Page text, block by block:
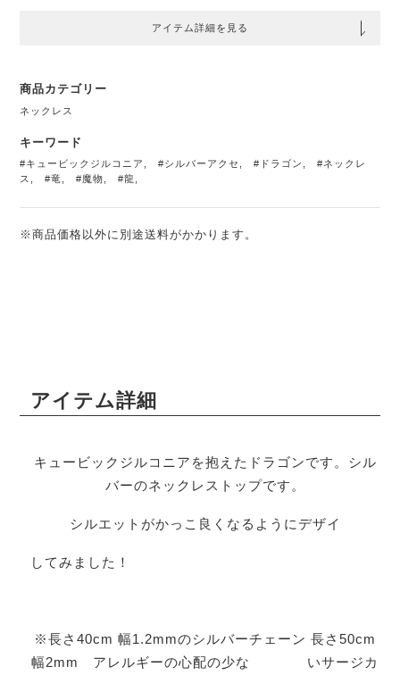
アイテム詳細を見る
商品カテゴリー
ネックレス
キーワード
#キュービックジルコニア ,#シルバーアクセ ,#ドラゴン ,#ネックレ
ス
,#竜 ,#魔物 ,#龍
※商品価格以外に別途送料がかかります。
アイテム詳細
キュービックジルコニアを抱えたドラゴンです。シル
バーのネックレストップです。
シルエットがかっこ良くなるようにデザイ
してみました！
※長さ40cm 幅1.2mmのシルバーチェーン 長さ50cm
幅2mm アレルギーの心配の少な いサージカ